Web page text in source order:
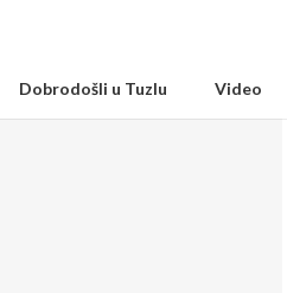
Dobrodošli u Tuzlu Video